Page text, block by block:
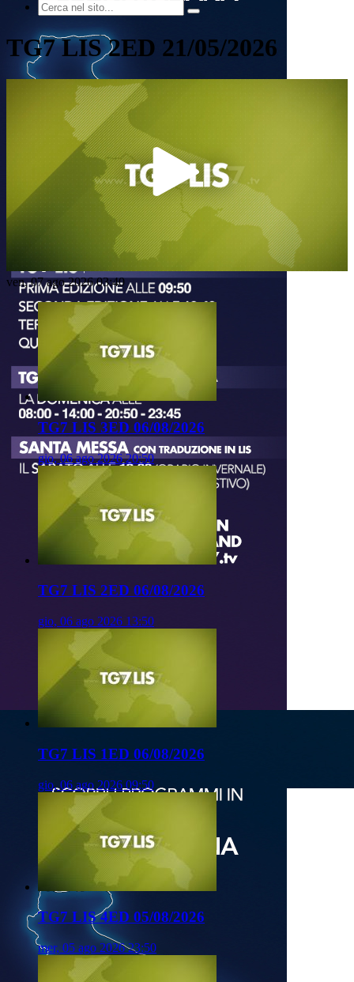
TG7 LIS 2ED 21/05/2026
Play
Video
ven, 07 ago 2026 03:40
TG7 LIS 3ED 06/08/2026
gio, 06 ago 2026 20:50
TG7 LIS 2ED 06/08/2026
gio, 06 ago 2026 13:50
TG7 LIS 1ED 06/08/2026
gio, 06 ago 2026 09:50
TG7 LIS 4ED 05/08/2026
mer, 05 ago 2026 23:50